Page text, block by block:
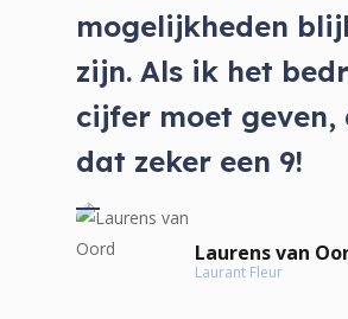
Laurens van
Laurant Fleur
mogelijkheden
zijn. Als ik het
cijfer moet geven,
dat zeker een 9!